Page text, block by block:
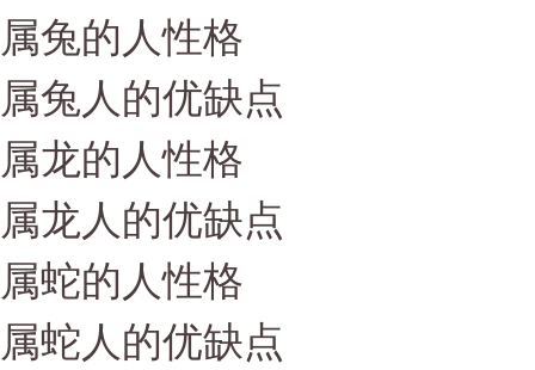
属兔的人性格
属兔人的优缺点
属龙的人性格
属龙人的优缺点
属蛇的人性格
属蛇人的优缺点